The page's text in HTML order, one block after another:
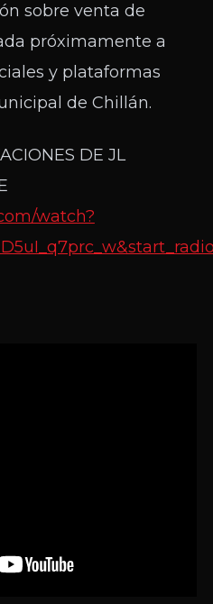
sobre venta de
próximamente a
y plataformas
de Chillán.
DE JL
watch?